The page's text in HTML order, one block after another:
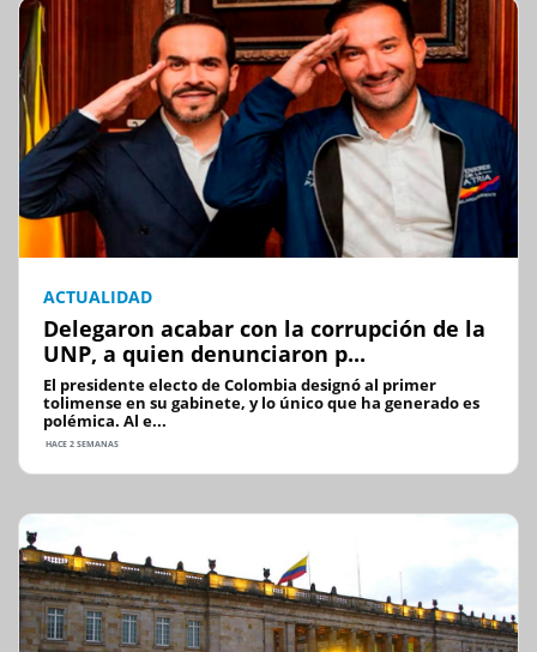
ACTUALIDAD
Delegaron acabar con la corrupción de la
UNP, a quien denunciaron p...
El presidente electo de Colombia designó al primer
tolimense en su gabinete, y lo único que ha generado es
polémica. Al e...
HACE 2 SEMANAS